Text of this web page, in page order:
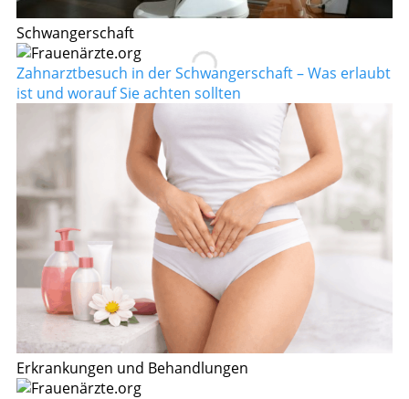
Schwangerschaft
Zahnarztbesuch in der Schwangerschaft – Was erlaubt
ist und worauf Sie achten sollten
Erkrankungen und Behandlungen